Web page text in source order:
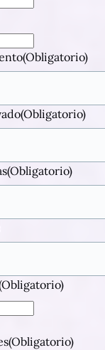
(Obligatorio)
(Obligatorio)
(Obligatorio)
(Obligatorio)